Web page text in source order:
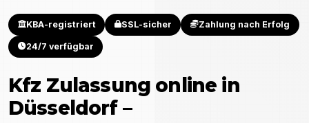
KBA-registriert SSL-sicher Zahlung nach Erfolg
24/7 verfügbar
Kfz Zulassung online in
Düsseldorf–